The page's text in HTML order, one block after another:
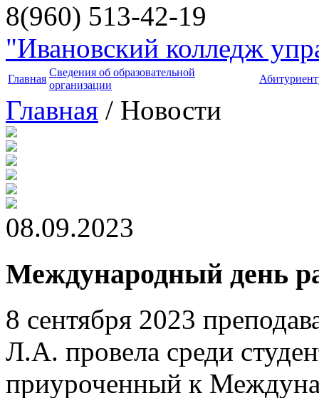
8(960) 513-42-19
"Ивановский колледж
Главная
Сведения об образовательной
организации
Главная / Новости
08.09.2023
Международный день
8 сентября 2023
Л.А. провела среди
приуроченный к